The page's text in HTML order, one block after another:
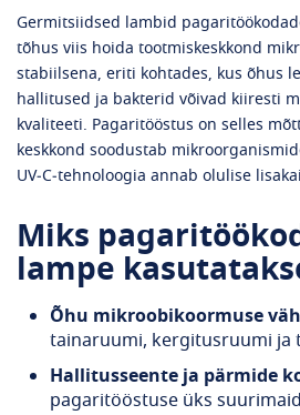
Germitsiidsed lambid
tõhus viis hoida tootmiskeskkond
stabiilsena, eriti kohtades, kus õhus
hallitused ja bakterid võivad kiiresti
kvaliteeti. Pagaritööstus on selles
keskkond soodustab
UV‑C‑tehnoloogia annab olulise
Miks
lampe
Õhu mikroobikoormuse
tainaruumi, kergitusruumi ja
Hallitusseente ja pärmide
pagaritööstuse üks